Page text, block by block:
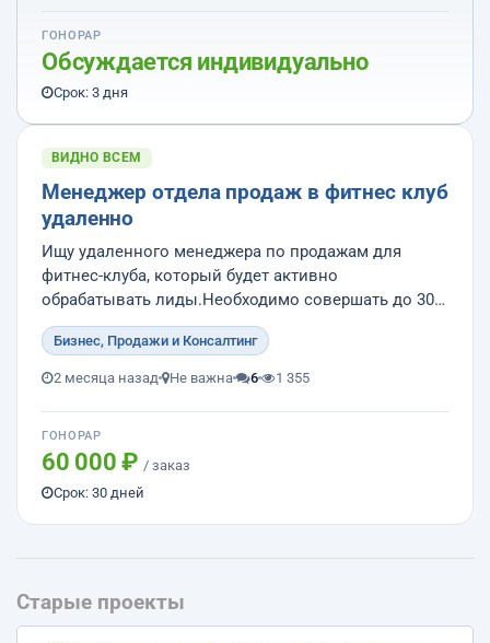
ГОНОРАР
Обсуждается индивидуально
Срок: 3 дня
ВИДНО ВСЕМ
Менеджер отдела продаж в фитнес клуб
удаленно
Ищу удаленного менеджера по продажам для
фитнес-клуба, который будет активно
обрабатывать лиды.Необходимо совершать до 30
звонков в день, включая работу с входящими
лидами и холодный прозвон по оставленным
контактам. Для успешной реализации этого
Бизнес, Продажи и Консалтинг
2 месяца назад Не важна 6 1 355
ГОНОРАР
60 000 ₽ / заказ
Срок: 30 дней
Старые проекты